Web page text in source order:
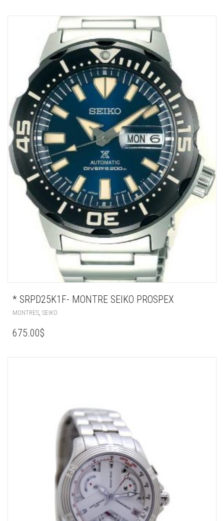
* SRPD25K1F- MONTRE SEIKO PROSPEX
MONTRES SEIKO
675.00$